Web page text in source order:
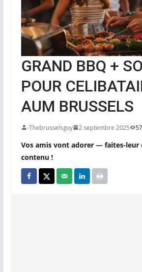
GRAND BBQ +
POUR
AUM BRUSSELS
-Thebrusselsguy 2 septembre 2025
Vos amis vont adorer — faites-leur
contenu !